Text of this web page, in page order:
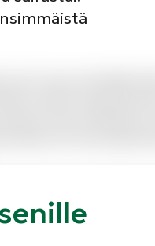
autem deleniti ut. Et
voluptas quasi ut.